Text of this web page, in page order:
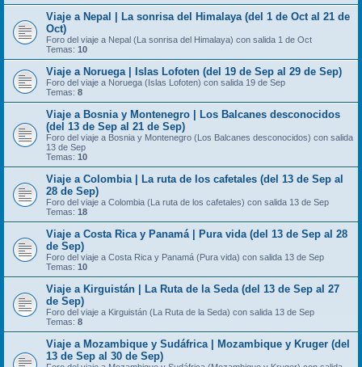
Viaje a Nepal | La sonrisa del Himalaya (del 1 de Oct al 21 de
Oct)
Foro del viaje a Nepal (La sonrisa del Himalaya) con salida 1 de Oct
Temas: 10
Viaje a Noruega | Islas Lofoten (del 19 de Sep al 29 de Sep)
Foro del viaje a Noruega (Islas Lofoten) con salida 19 de Sep
Temas: 8
Viaje a Bosnia y Montenegro | Los Balcanes desconocidos
(del 13 de Sep al 21 de Sep)
Foro del viaje a Bosnia y Montenegro (Los Balcanes desconocidos) con salida
13 de Sep
Temas: 10
Viaje a Colombia | La ruta de los cafetales (del 13 de Sep al
28 de Sep)
Foro del viaje a Colombia (La ruta de los cafetales) con salida 13 de Sep
Temas: 18
Viaje a Costa Rica y Panamá | Pura vida (del 13 de Sep al 28
de Sep)
Foro del viaje a Costa Rica y Panamá (Pura vida) con salida 13 de Sep
Temas: 10
Viaje a Kirguistán | La Ruta de la Seda (del 13 de Sep al 27
de Sep)
Foro del viaje a Kirguistán (La Ruta de la Seda) con salida 13 de Sep
Temas: 8
Viaje a Mozambique y Sudáfrica | Mozambique y Kruger (del
13 de Sep al 30 de Sep)